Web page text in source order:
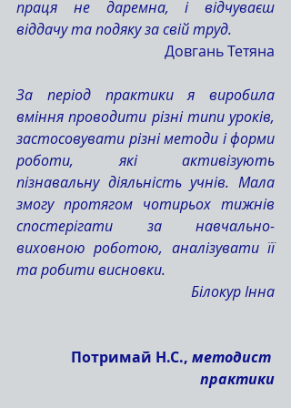
праця не даремна, і відчуваєш
віддачу та подяку за свій труд.
Довгань Тетяна
За період практики я виробила
вміння проводити різні типи уроків,
застосовувати різні методи і форми
роботи, які активізують
пізнавальну діяльність учнів. Мала
змогу протягом чотирьох тижнів
спостерігати за навчально-
виховною роботою, аналізувати її
та робити висновки.
Білокур Інна
Потримай Н.С., методист
практики